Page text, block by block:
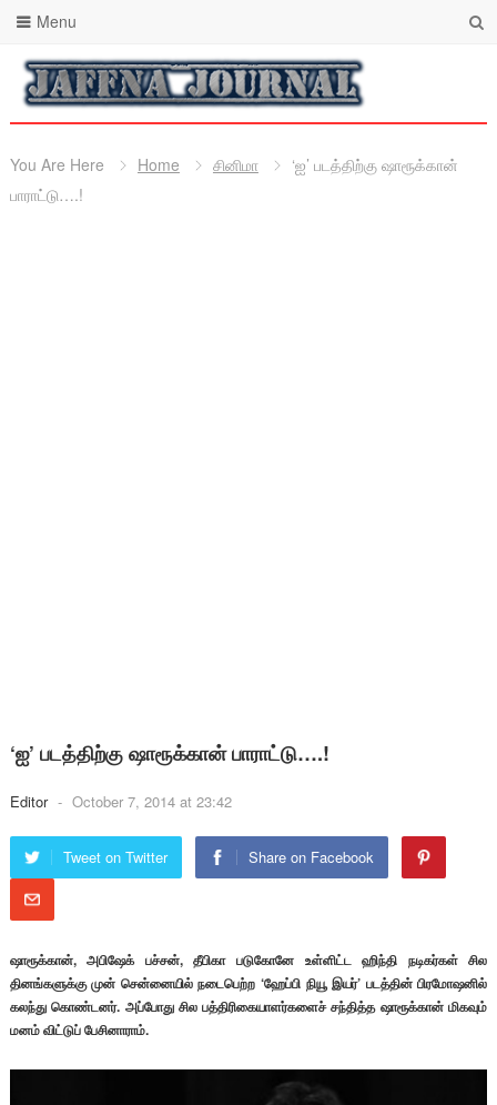
Menu
You Are Here Home சினிமா
‘ஐ’ படத்திற்கு ஷாரூக்கான்
பாராட்டு….!
‘ஐ’ படத்திற்கு ஷாரூக்கான் பாராட்டு….!
Editor - October 7, 2014 at 23:42
Tweet on Twitter Share on Facebook
ஷாரூக்கான், அபிஷேக் பச்சன், தீபிகா படுகோனே உள்ளிட்ட ஹிந்தி நடிகர்கள் சில
தினங்களுக்கு முன் சென்னையில் நடைபெற்ற ‘ஹேப்பி நியூ இயர்’ படத்தின் பிரமோஷனில்
கலந்து கொண்டனர். அப்போது சில பத்திரிகையாளர்களைச் சந்தித்த ஷாரூக்கான் மிகவும்
மனம் விட்டுப் பேசினாராம்.